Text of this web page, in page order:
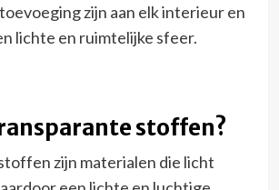
zijn aan elk interieur en
lichte en ruimtelijke sfeer.
stoffen?
zijn materialen die licht